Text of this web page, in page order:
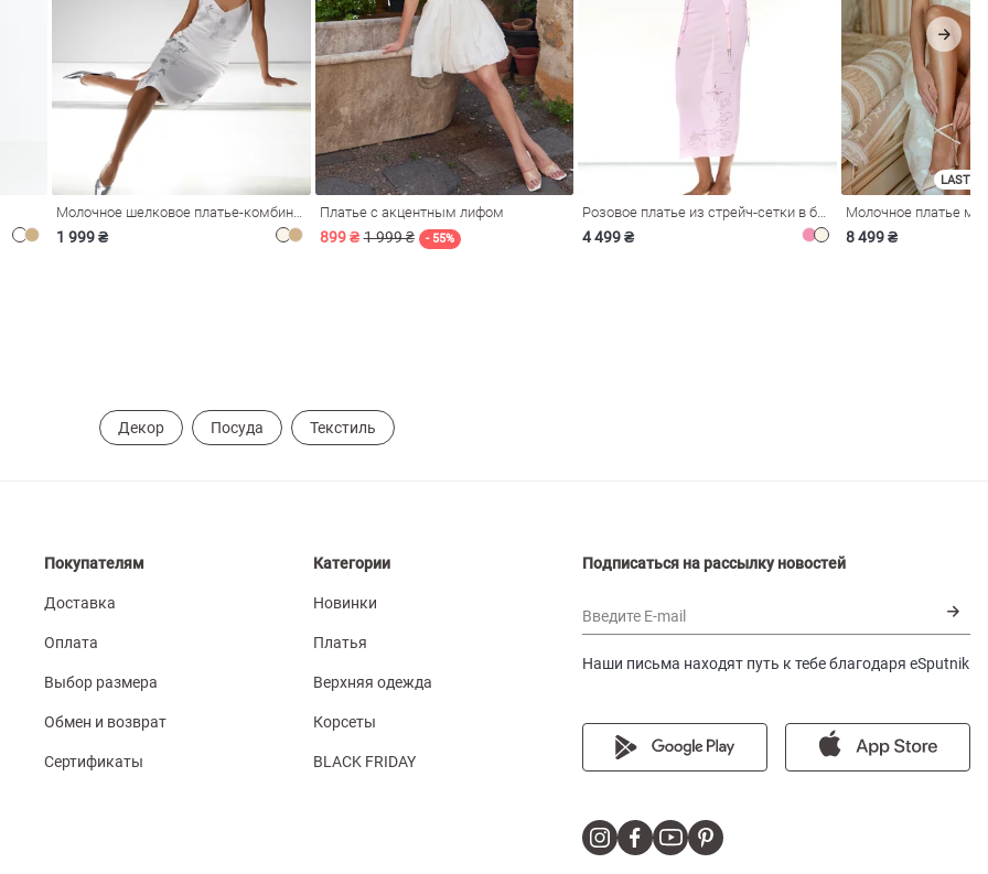
1 999 ₴
Платье с акцентным лифом
899 ₴ 1 999 ₴ - 55% 4 499 ₴
LAST
8 499 ₴
Декор Посуда Текстиль
Покупателям
Доставка
Оплата
Выбор размера
Обмен и возврат
Сертификаты
Категории
Новинки
Платья
Верхняя одежда
Корсеты
BLACK FRIDAY
Подписаться на рассылку новостей
Введите E-mail
Наши письма находят путь к тебе благодаря eSputnik